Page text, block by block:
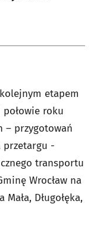
etapem
roku
– przygotowań
przetargu -
transportu
Wrocław na
Długołęka,